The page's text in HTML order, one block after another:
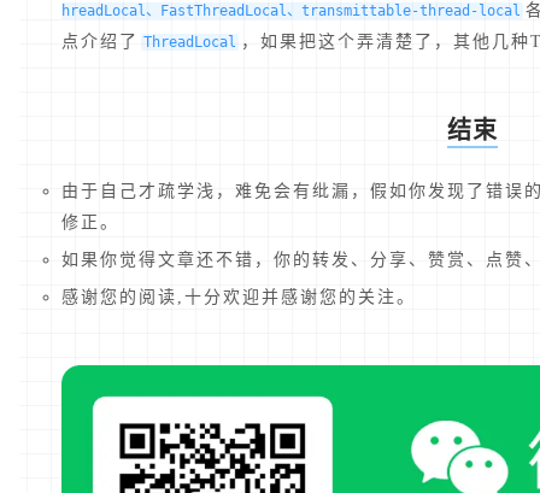
hreadLocal、FastThreadLocal、transmittable-thread-local
点介绍了 ThreadLocal ，如果把这个弄清楚了，其他几
结束
由于自己才疏学浅，难免会有纰漏，假如你发现了错误
修正。
如果你觉得文章还不错，你的转发、分享、赞赏、点赞
感谢您的阅读,十分欢迎并感谢您的关注。